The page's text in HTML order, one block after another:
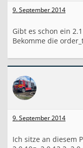
'affiliation':
".
9. September 2014
Gibt es schon ein
Bekomme die
9. September 2014
Ich sitze an diesem